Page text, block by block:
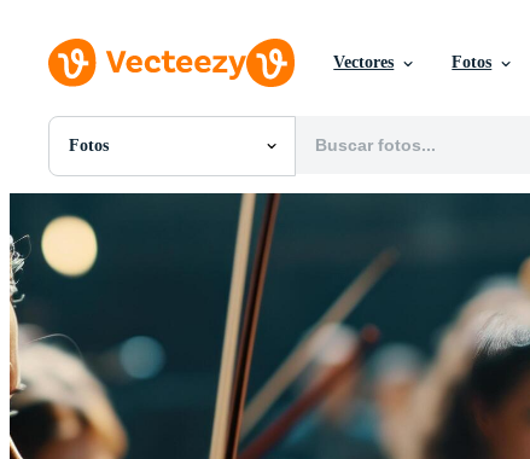
Vectores Fotos
Fotos
Todas Imágenes
Videos
Gráficos en Movimiento
Imágenes Editoriales
Eventos Editoriales